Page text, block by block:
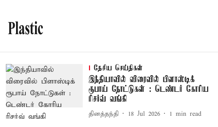
Plastic
தேசிய செய்திகள்
இந்தியாவில் விரைவில் பிளாஸ்டிக்
ரூபாய் நோட்டுகள் : டெண்டர் கோரிய
ரிசர்வ் வங்கி
தினத்தந்தி 18 Jul 2026 1 min read